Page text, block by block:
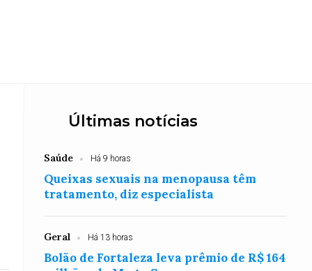
Últimas notícias
Saúde Há 9 horas
Queixas sexuais na menopausa têm
tratamento, diz especialista
Geral Há 13 horas
Bolão de Fortaleza leva prêmio de R$ 164